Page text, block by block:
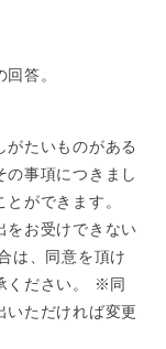
答。
たいものがある
の事項につきまし
ができます。
をお受けできない
は、同意を頂け
ください。 ※同
いただければ変更